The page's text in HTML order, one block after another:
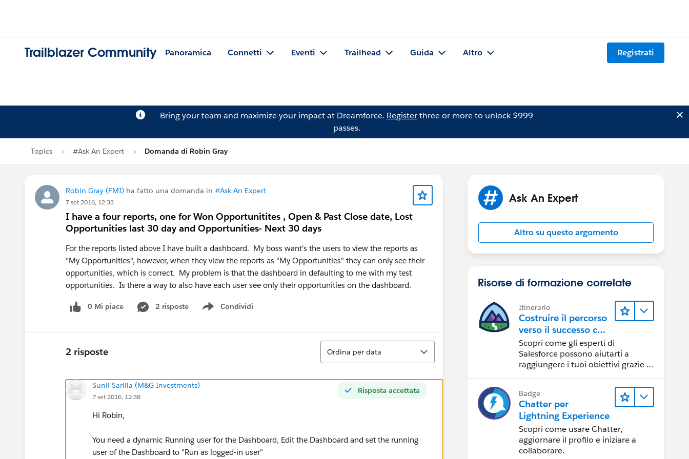
Trailblazer Community Panoramica Connetti Eventi Trailhead Guida Altro Registrati
Bring your team and maximize your impact at Dreamforce. Registerthree or more to unlock $999
passes.
Topics #Ask An Expert Domanda di Robin Gray
Robin Gray (FMI) ha fatto una domanda in #Ask An Expert
7 set 2016, 12:33
I have a four reports, one for Won Opportunitites , Open & Past Close date, Lost
Opportunities last 30 day and Opportunities- Next 30 days
For the reports listed above I have built a dashboard. My boss want's the users to view the reports as
"My Opportunities", however, when they view the reports as "My Opportunities" they can only see their
opportunities, which is correct. My problem is that the dashboard in defaulting to me with my test
opportunities. Is there a way to also have each user see only their opportunities on the dashboard.
0 Mi piace 2 risposte Condividi
Show menu
2 risposte
Ordina
Ordina per data
Risposta accettata
Sunil Sarilla (M&G Investments)
7 set 2016, 12:38
Hi Robin,
You need a dynamic Running user for the Dashboard, Edit the Dashboard and set the running
user of the Dashboard to "Run as logged-in user"
Ask An Expert
Altro su questo argomento
Risorse di formazione correlate
Itinerario
Costruire il percorso
verso il successo con
l'IA con Salesforce
Scopri come gli esperti di
Salesforce possono aiutarti a
raggiungere i tuoi obiettivi grazie a
affidabili da CRM, Agentforce ed
esperti di dati.
Badge
Chatter per
Lightning Experience
Scopri come usare Chatter,
aggiornare il profilo e iniziare a
collaborare.